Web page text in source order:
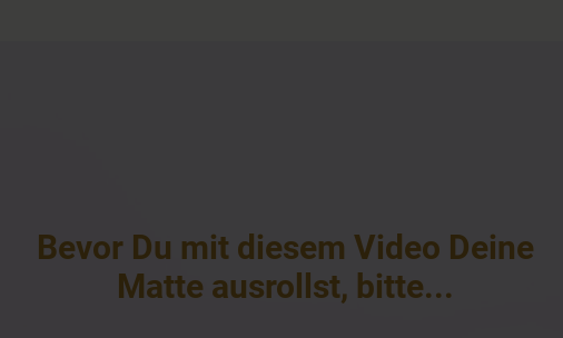
Bevor Du mit diesem Video Deine
Matte ausrollst, bitte...